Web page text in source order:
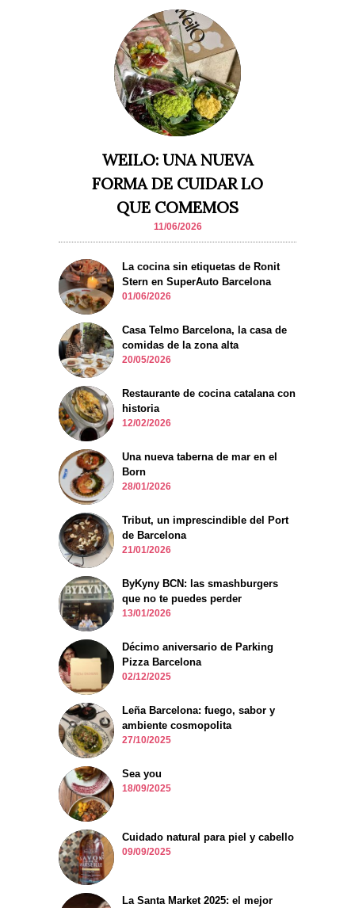
WEILO: UNA NUEVA
FORMA DE CUIDAR LO
QUE COMEMOS
11/06/2026
La cocina sin etiquetas de Ronit
Stern en SuperAuto Barcelona
01/06/2026
Casa Telmo Barcelona, la casa de
comidas de la zona alta
20/05/2026
Restaurante de cocina catalana con
historia
12/02/2026
Una nueva taberna de mar en el
Born
28/01/2026
Tribut, un imprescindible del Port
de Barcelona
21/01/2026
ByKyny BCN: las smashburgers
que no te puedes perder
13/01/2026
Décimo aniversario de Parking
Pizza Barcelona
02/12/2025
Leña Barcelona: fuego, sabor y
ambiente cosmopolita
27/10/2025
Sea you
18/09/2025
Cuidado natural para piel y cabello
09/09/2025
La Santa Market 2025: el mejor